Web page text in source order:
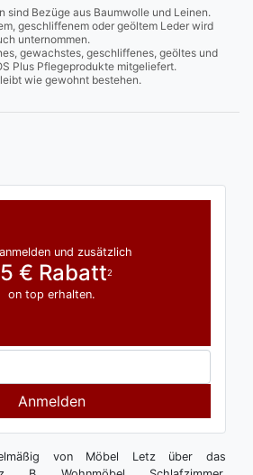
sind Bezüge aus Baumwolle und Leinen.
geschliffenem oder geöltem Leder wird
unternommen.
gewachstes, geschliffenes, geöltes und
Plus Pflegeprodukte mitgeliefert.
wie gewohnt bestehen.
und zusätzlich
€ Rabatt2
on top erhalten.
Anmelden
von Möbel Letz über das